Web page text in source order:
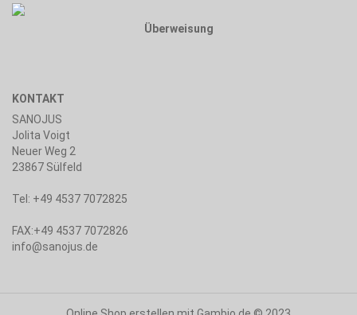
Überweisung
KONTAKT
SANOJUS
Jolita Voigt
Neuer Weg 2
23867 Sülfeld
Tel: +49 4537 7072825
FAX:+49 4537 7072826
info@sanojus.de